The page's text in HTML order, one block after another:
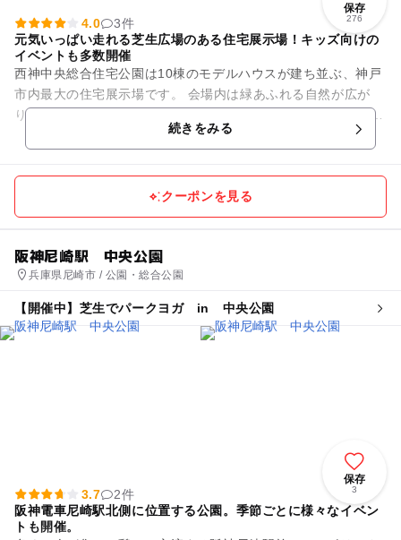
保存
276
4.0
3件
元気いっぱい走れる芝生広場のある住宅展示場！キッズ向けの
イベントも多数開催
西神中央総合住宅公園は10棟のモデルハウスが建ち並ぶ、神戸
市内最大の住宅展示場です。 会場内は緑あふれる自然が広が
り、四季折々の花々を楽しむことができるので、 モデルハウス
続きをみる
クーポンを見る
阪神尼崎駅 中央公園
兵庫県尼崎市 / 公園・総合公園
【開催中】芝生でパークヨガ in 中央公園
保存
3
3.7
2件
阪神電車尼崎駅北側に位置する公園。季節ごとに様々なイベン
トも開催。